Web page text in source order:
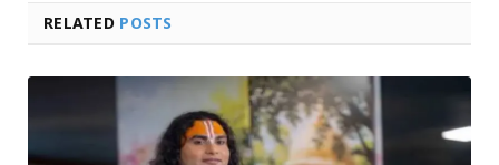
RELATED POSTS